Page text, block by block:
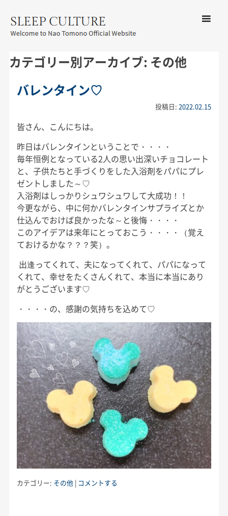
友野なお公式サイト：SLEEP
CULTURE
ツへ移動
カテゴリー別アーカイブ: その他
バレンタイン♡
投稿日:2022.02.15
皆さん、こんにちは。
昨日はバレンタインということで・・・・
毎年恒例となっている2人の思い出深いチョコレート
と、子供たちと手づくりをした入浴剤をパパにプレ
ゼントしました～♡
入浴剤はしっかりシュワシュワして大成功！！
今更ながら、中に何かバレンタインサプライズとか
仕込んでおけば良かったな～と後悔・・・・
このアイデアは来年にとっておこう・・・・（覚え
ておけるかな？？？笑）。
出逢ってくれて、夫になってくれて、パパになって
くれて、幸せをたくさんくれて、本当に本当にあり
がとうございます♡
・・・・の、感謝の気持ちを込めて♡
カテゴリー: その他 | コメントする